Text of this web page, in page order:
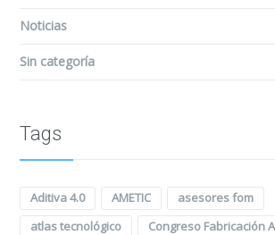
Noticias
Sin categoría
Tags
Aditiva 4.0 AMETIC
asesores fom
atlas tecnológico
Congreso Fabricación